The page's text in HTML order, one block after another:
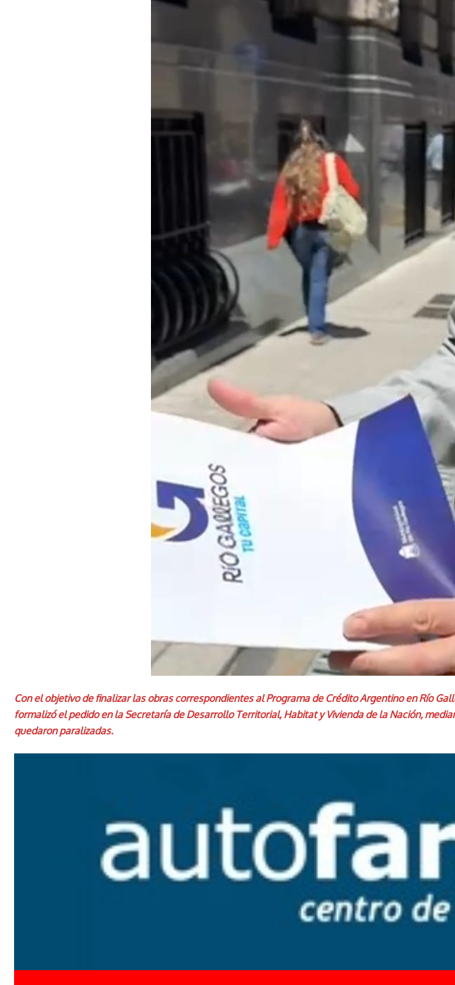
Con el objetivo de finalizar las obras correspondientes al Programa de Crédito Argentino en Río
formalizó el pedido en la Secretaría de Desarrollo Territorial, Habitat y Vivienda de la Nación,
quedaron paralizadas.